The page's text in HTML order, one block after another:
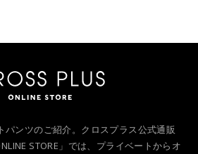
パンツのご紹介。クロスプラス公式通販
STORE」では、プライベートからオ